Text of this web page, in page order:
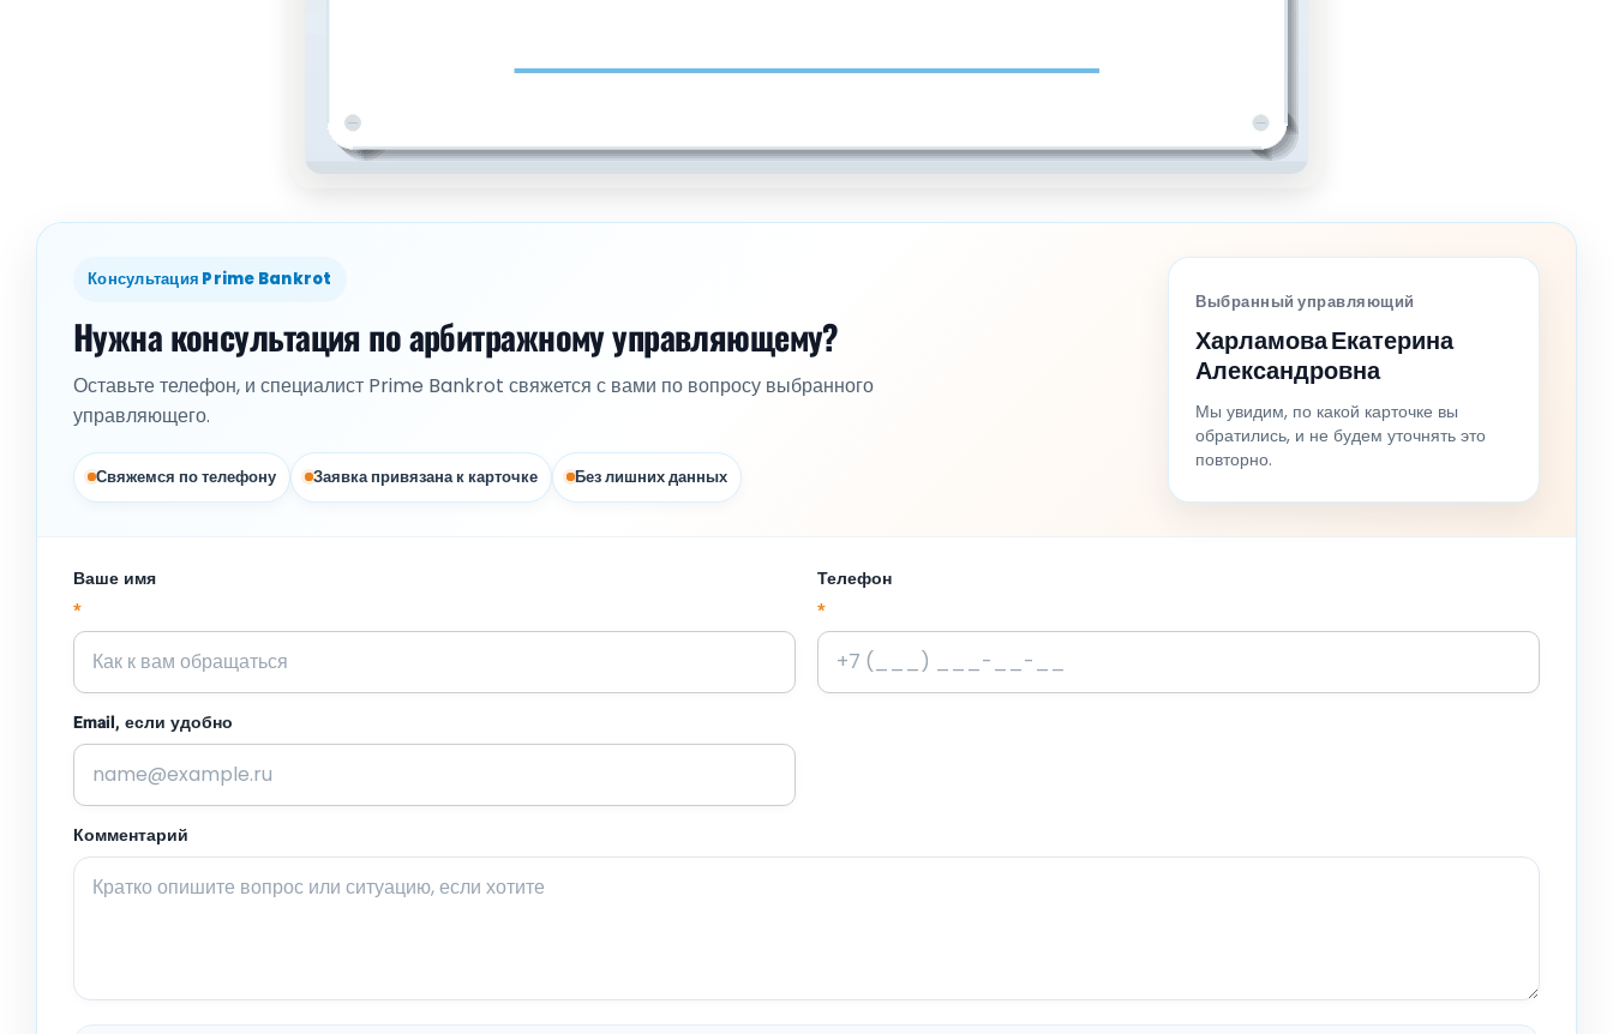
Консультация Prime Bankrot
Нужна консультация по арбитражному управляющему?
Оставьте телефон, и специалист Prime Bankrot свяжется с вами по вопросу выбранного
управляющего.
Свяжемся по телефону Заявка привязана к карточке Без лишних данных
Выбранный управляющий
Харламова Екатерина
Александровна
Мы увидим, по какой карточке вы
обратились, и не будем уточнять это
повторно.
Ваше имя
*
Телефон
*
Email, если удобно
Комментарий